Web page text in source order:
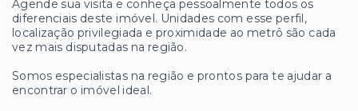
Agende sua visita e conheça pessoalmente todos os
diferenciais deste imóvel. Unidades com esse perfil,
localização privilegiada e proximidade ao metrô são cada
vez mais disputadas na região.
Somos especialistas na região e prontos para te ajudar a
encontrar o imóvel ideal.